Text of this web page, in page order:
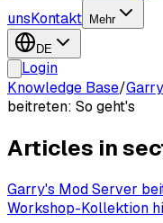
unsKontakt Mehr
DE
Login
Knowledge Base/
beitreten: So geht's
Articles in
Garry's Mod Server
Workshop-Kollektion